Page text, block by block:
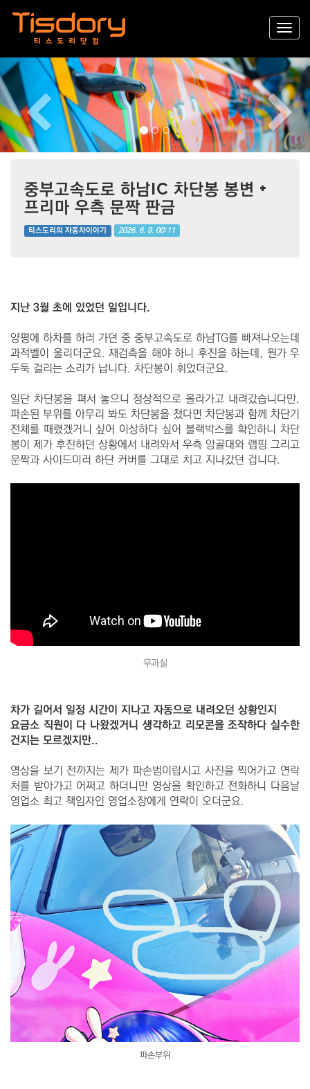
Previous
중부고속도로 하남IC 차단봉 봉변 +
프리마 우측 문짝 판금
티스도리의 자동차이야기 2026. 6. 9. 00:11
지난 3월 초에 있었던 일입니다.
양평에 하차를 하러 가던 중 중부고속도로 하남TG를 빠져나오는데
과적벨이 울리더군요. 재검측을 해야 하니 후진을 하는데, 뭔가 우
두둑 걸리는 소리가 납니다. 차단봉이 휘었더군요.
일단 차단봉을 펴서 놓으니 정상적으로 올라가고 내려갔습니다만,
파손된 부위를 아무리 봐도 차단봉을 쳤다면 차단봉과 함께 차단기
전체를 때렸겠거니 싶어 이상하다 싶어 블랙박스를 확인하니 차단
봉이 제가 후진하던 상황에서 내려와서 우측 앙골대와 랩핑 그리고
문짝과 사이드미러 하단 커버를 그대로 치고 지나갔던 겁니다.
무과실
차가 길어서 일정 시간이 지나고 자동으로 내려오던 상황인지
요금소 직원이 다 나왔겠거니 생각하고 리모콘을 조작하다 실수한
건지는 모르겠지만..
영상을 보기 전까지는 제가 파손범이랍시고 사진을 찍어가고 연락
처를 받아가고 어쩌고 하더니만 영상을 확인하고 전화하니 다음날
영업소 최고 책임자인 영업소장에게 연락이 오더군요.
파손부위